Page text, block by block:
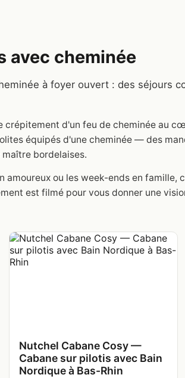
avec cheminée
à foyer ouvert : des séjours
crépitement d'un feu de cheminée au
équipés d'une cheminée — des
bordelaises.
amoureux ou les week-ends en famille,
est filmé pour vous donner une
Nutchel Cabane Cosy —
Cabane sur pilotis avec Bain
Nordique à Bas-Rhin